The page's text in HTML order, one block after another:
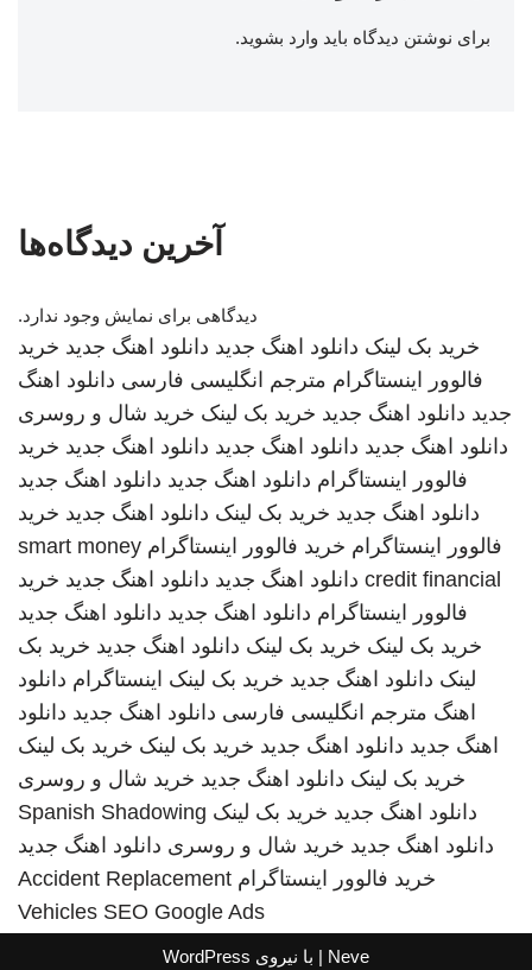
برای نوشتن دیدگاه باید وارد بشوید.
آخرین دیدگاه‌ها
دیدگاهی برای نمایش وجود ندارد.
خرید بک لینک دانلود اهنگ جدید دانلود اهنگ جدید خرید
فالوور اینستاگرام مترجم انگلیسی فارسی دانلود اهنگ
جدید دانلود اهنگ جدید خرید بک لینک خرید شال و روسری
دانلود اهنگ جدید دانلود اهنگ جدید دانلود اهنگ جدید خرید
فالوور اینستاگرام دانلود اهنگ جدید دانلود اهنگ جدید
دانلود اهنگ جدید خرید بک لینک دانلود اهنگ جدید خرید
فالوور اینستاگرام خرید فالوور اینستاگرام smart money
credit financial دانلود اهنگ جدید دانلود اهنگ جدید خرید
فالوور اینستاگرام دانلود اهنگ جدید دانلود اهنگ جدید
خرید بک لینک خرید بک لینک دانلود اهنگ جدید خرید بک
لینک دانلود اهنگ جدید خرید بک لینک اینستاگرام دانلود
اهنگ مترجم انگلیسی فارسی دانلود اهنگ جدید دانلود
اهنگ جدید دانلود اهنگ جدید خرید بک لینک خرید بک لینک
خرید بک لینک دانلود اهنگ جدید خرید شال و روسری
دانلود اهنگ جدید خرید بک لینک Spanish Shadowing
دانلود اهنگ جدید خرید شال و روسری دانلود اهنگ جدید
خرید فالوور اینستاگرام Accident Replacement
Vehicles SEO Google Ads
Neve | با نیروی WordPress